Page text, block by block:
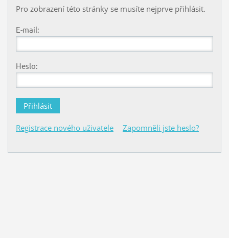
Pro zobrazení této stránky se musíte nejprve přihlásit.
E-mail:
Heslo:
Registrace nového uživatele Zapomněli jste heslo?